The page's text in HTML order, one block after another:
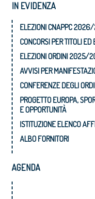
IN EVIDENZA
ELEZIONI CNAPPC
CONCORSI PER TITOLI
ELEZIONI ORDINI 2025/
AVVISI PER
CONFERENZE DEGLI
PROGETTO EUROPA,
E OPPORTUNITÀ
ISTITUZIONE ELENCO
ALBO FORNITORI
AGENDA